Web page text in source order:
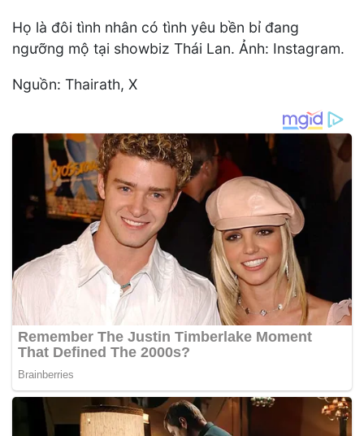
Họ là đôi tình nhân có tình yêu bền bỉ đang
ngưỡng mộ tại showbiz Thái Lan. Ảnh: Instagram.
Nguồn: Thairath, X